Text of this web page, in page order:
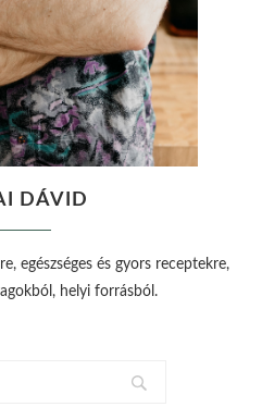
DÁVID
egészséges és gyors receptekre,
helyi forrásból.